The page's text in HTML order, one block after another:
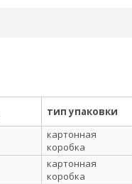
тип упаковки
картонная
коробка
картонная
коробка